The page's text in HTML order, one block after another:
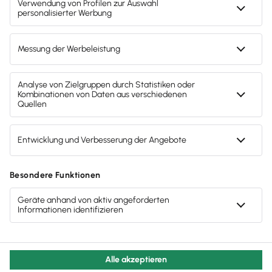
Gendergerechte Sprache
Privatsphäre-Einstellungen
Inhalte melden
Datenschutz
AGB
Lieferketten
Compliance